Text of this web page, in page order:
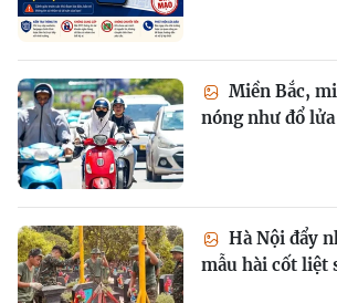
Miền Bắc,
nóng như đổ lửa
Hà Nội đẩy
mẫu hài cốt liệt